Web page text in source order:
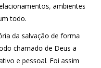
ambientes
todo.
da salvação de forma
chamado de Deus a
e pessoal. Foi assim